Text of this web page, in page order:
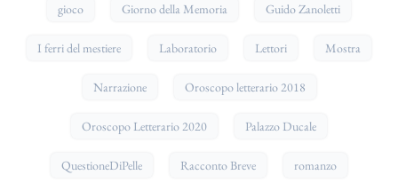
gioco Giorno della Memoria Guido Zanoletti
I ferri del mestiere Laboratorio Lettori Mostra
Narrazione Oroscopo letterario 2018
Oroscopo Letterario 2020 Palazzo Ducale
QuestioneDiPelle Racconto Breve romanzo